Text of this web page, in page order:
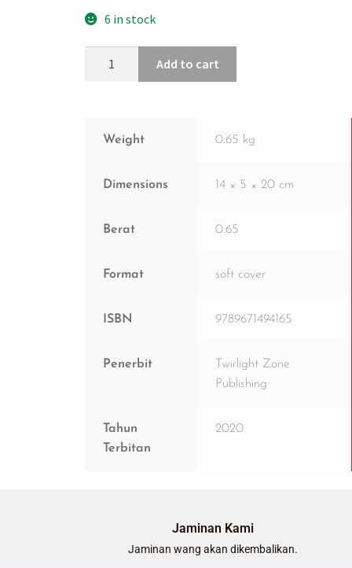
6 in stock
Add to cart
Weight 0.65 kg
Dimensions 14 × 5 × 20 cm
Berat 0.65
Format soft cover
ISBN 9789671494165
Penerbit
Twirlight Zone
Publishing
Tahun
Terbitan
2020
Jaminan Kami
Jaminan wang akan dikembalikan.